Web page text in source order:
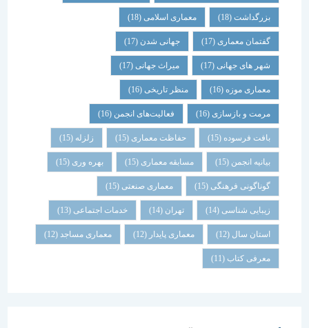
بزرگداشت (18) معماری اسلامی(18)
گفتمان معماری (17) جهانی شدن(17)
شهر های جهانی(17) میراث جهانی(17)
معماری موزه(16) منظر تاریخی (16)
مرمت و بازسازی(16) فعالیت‌های انجمن(16)
بافت فرسوده (15) حفاظت معماری (15) زلزله
بیانیه انجمن(15) مسابقه معماری (15) بهره وری(15)
گوناگونی فرهنگی (15) معماری صنعتی(15)
زیبایی شناسی (14) تهران خدمات اجتماعی (13)
استان سال(12) معماری پایدار (12) معماری مساجد(12)
معرفی کتاب(11)